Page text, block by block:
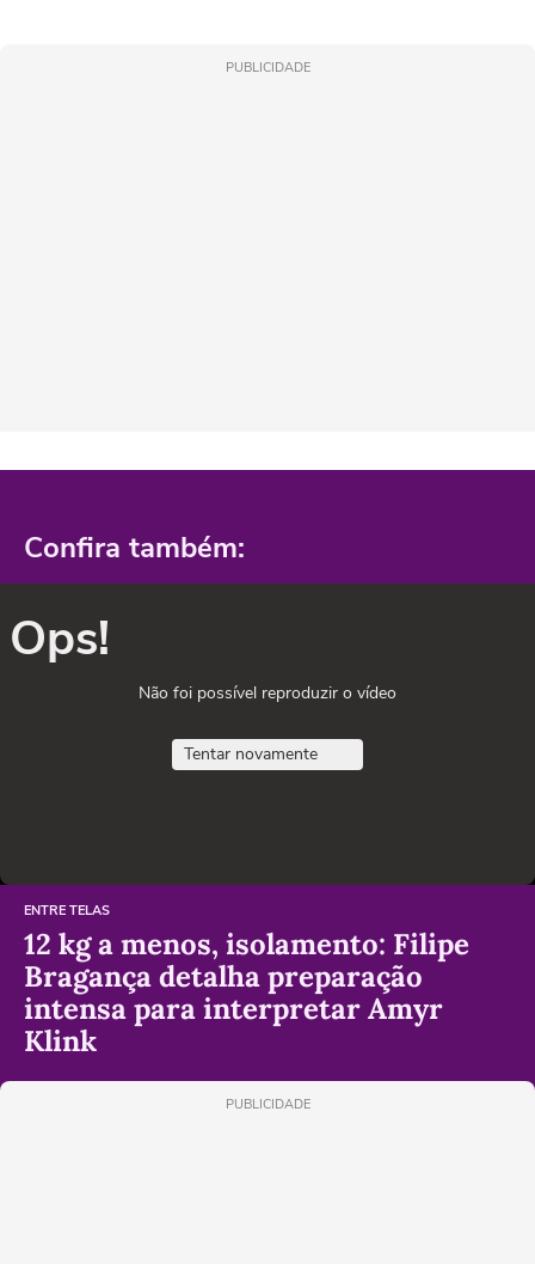
PUBLICIDADE
Confira também:
Ops!
Não foi possível reproduzir o vídeo
Tentar novamente
ENTRE TELAS
12 kg a menos, isolamento: Filipe
Bragança detalha preparação
intensa para interpretar Amyr
Klink
PUBLICIDADE